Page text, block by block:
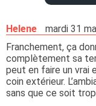
Helene
mardi 31
Franchement, ça
complètement sa
peut en faire un vrai
coin extérieur.
sans que ce soit